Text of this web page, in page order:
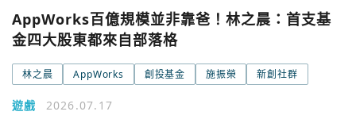
AppWorks百億規模並非靠爸！林之晨：首支基
金四大股東都來自部落格
林之晨 AppWorks 創投基金 施振榮 新創社群
遊戲 2026.07.17